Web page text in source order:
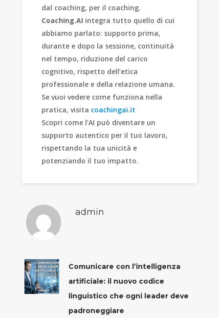
dal coaching, per il coaching.
Coaching.AI integra tutto quello di cui
abbiamo parlato: supporto prima,
durante e dopo la sessione, continuità
nel tempo, riduzione del carico
cognitivo, rispetto dell’etica
professionale e della relazione umana.
Se vuoi vedere come funziona nella
pratica, visita coachingai.it
Scopri come l’AI può diventare un
supporto autentico per il tuo lavoro,
rispettando la tua unicità e
potenziando il tuo impatto.
admin
Comunicare con l’intelligenza
artificiale: il nuovo codice
linguistico che ogni leader deve
padroneggiare